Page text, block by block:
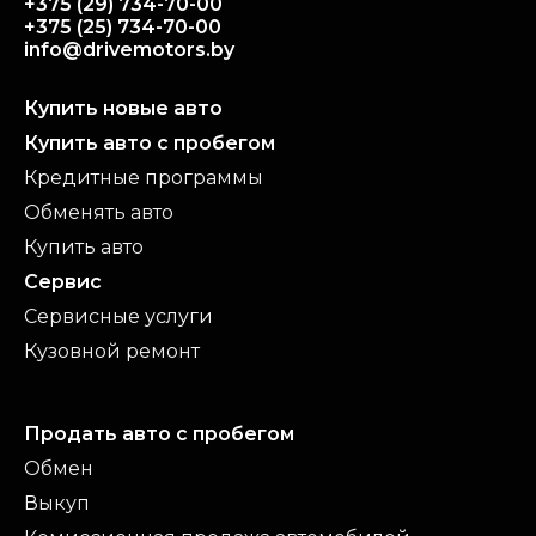
+375 (25) 734-70-00
info@drivemotors.by
Купить новые авто
Купить авто с пробегом
Кредитные программы
Обменять авто
Купить авто
Сервис
Сервисные услуги
Кузовной ремонт
Продать авто с пробегом
Обмен
Выкуп